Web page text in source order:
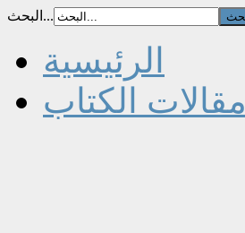
البحث...
الرئيسية
مقالات الكتاب